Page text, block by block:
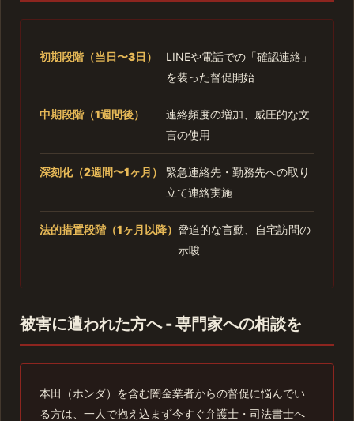
初期段階（当日〜3日）
LINEや電話での「確認連絡」
を装った督促開始
中期段階（1週間後）
連絡頻度の増加、威圧的な文
言の使用
深刻化（2週間〜1ヶ月）
緊急連絡先・勤務先への取り
立て連絡実施
法的措置段階（1ヶ月以降） 脅迫的な言動、自宅訪問の
示唆
被害に遭われた方へ - 専門家への相談を
本田（ホンダ）を含む闇金業者からの督促に悩んでい
る方は、一人で抱え込まず今すぐ弁護士・司法書士へ